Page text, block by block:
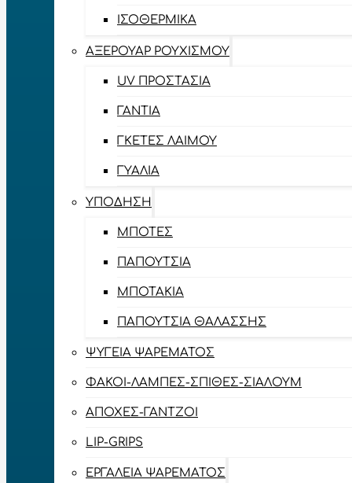
ΙΣΟΘΕΡΜΙΚΆ
ΑΞΕΡΟΥΆΡ ΡΟΥΧΙΣΜΟΎ
UV ΠΡΟΣΤΑΣΊΑ
ΓΆΝΤΙΑ
ΓΚΈΤΕΣ ΛΑΊΜΟΥ
ΓΥΑΛΙΆ
ΥΠΌΔΗΣΗ
ΜΠΌΤΕΣ
ΠΑΠΟΎΤΣΙΑ
ΜΠΟΤΆΚΙΑ
ΠΑΠΟΎΤΣΙΑ ΘΑΛΆΣΣΗΣ
ΨΥΓΕΊΑ ΨΑΡΈΜΑΤΟΣ
ΦΑΚΟΊ-ΛΆΜΠΕΣ-ΣΠΊΘΕΣ-ΣΊΑΛΟΥΜ
ΑΠΌΧΕΣ-ΓΆΝΤΖΟΙ
LIP-GRIPS
EΡΓΑΛΕΊΑ ΨΑΡΈΜΑΤΟΣ